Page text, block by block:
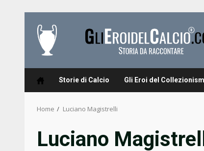
content
Storie di Calcio Gli Eroi del
Home Luciano Magistrelli
Luciano